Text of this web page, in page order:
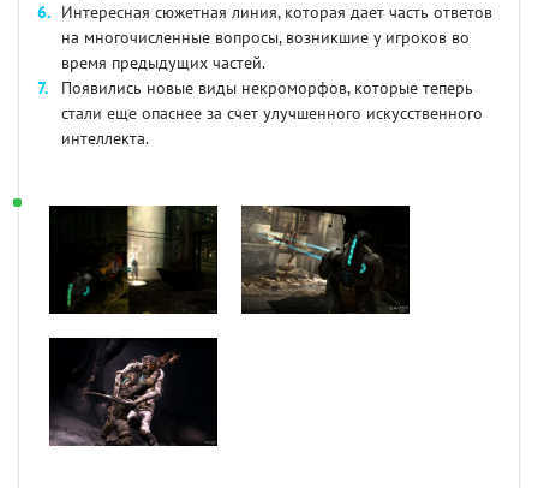
Интересная сюжетная линия, которая дает часть ответов
на многочисленные вопросы, возникшие у игроков во
время предыдущих частей.
Появились новые виды некроморфов, которые теперь
стали еще опаснее за счет улучшенного искусственного
интеллекта.